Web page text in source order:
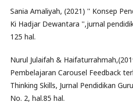
Sania Amaliyah, (2021) '' Konsep
Ki Hadjar Dewantara '',jurnal
125 hal.
Nurul Julaifah &
Pembelajaran Carousel Feedback
Thinking Skills, Jurnal Pendidikan
No. 2, hal.85 hal.